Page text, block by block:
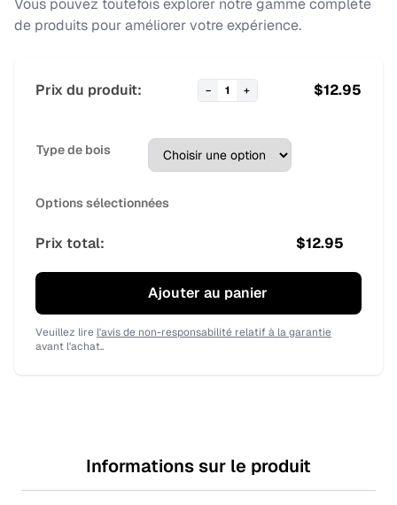
Vous pouvez toutefois explorer notre gamme complète
de produits pour améliorer votre expérience.
Prix du produit: − 1 + $12.95
Type de bois
Options sélectionnées
Prix total: $12.95
Ajouter au panier
Veuillez lire l'avis de non-responsabilité relatif à la garantie
avant l'achat..
Informations sur le produit